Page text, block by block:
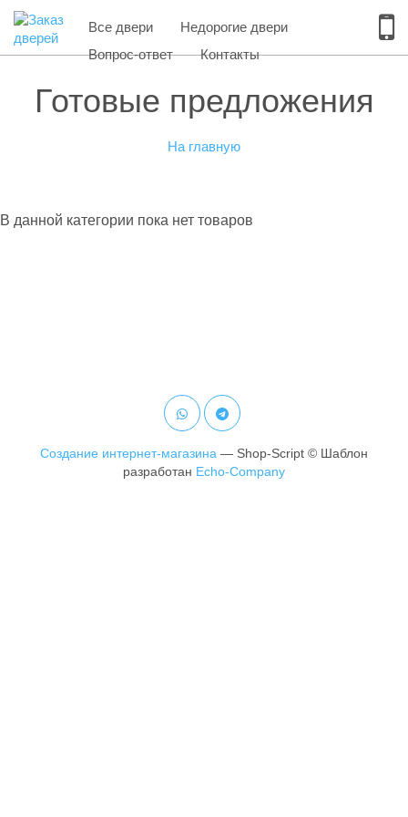
Все двери
Недорогие двери
Вопрос-ответ
Контакты
Готовые предложения
На главную
В данной категории пока нет товаров
Создание интернет-магазина — Shop-Script © Шаблон
разработан Echo-Company